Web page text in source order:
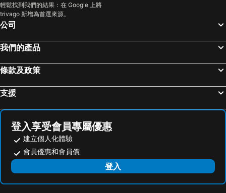
輕鬆找到我們的結果：在 Google 上將
trivago 新增為首選來源。
公司
我們的產品
條款及政策
支援
登入享受會員專屬優惠
建立個人化體驗
會員優惠和會員價
登入